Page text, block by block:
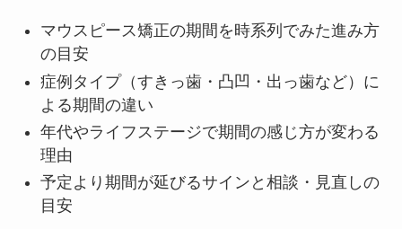
マウスピース矯正の期間を時系列でみた進み方
の目安
症例タイプ（すきっ歯・凸凹・出っ歯など）に
よる期間の違い
年代やライフステージで期間の感じ方が変わる
理由
予定より期間が延びるサインと相談・見直しの
目安